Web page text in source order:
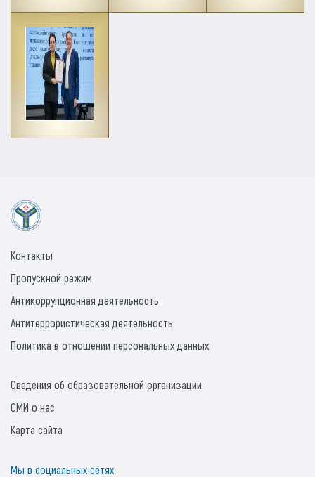
Контакты
Пропускной режим
Антикоррупционная деятельность
Антитеррористическая деятельность
Политика в отношении персональных данных
Сведения об образовательной организации
СМИ о нас
Карта сайта
Мы в социальных сетях